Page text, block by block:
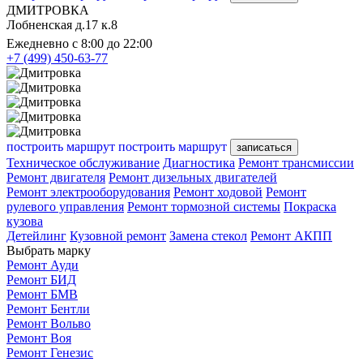
ДМИТРОВКА
Лобненская д.17 к.8
Ежедневно с 8:00 до 22:00
+7 (499) 450-63-77
построить маршрут построить маршрут записаться
Техническое обслуживание Диагностика Ремонт трансмиссии
Ремонт двигателя Ремонт дизельных двигателей
Ремонт электрооборудования Ремонт ходовой Ремонт
рулевого управления Ремонт тормозной системы Покраска
кузова
Детейлинг Кузовной ремонт Замена стекол Ремонт АКПП
Выбрать марку
Ремонт Ауди
Ремонт БИД
Ремонт БМВ
Ремонт Бентли
Ремонт Вольво
Ремонт Воя
Ремонт Генезис